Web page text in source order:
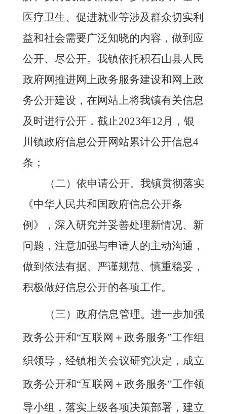
医疗卫生、促进就业等涉及群众切实利
益和社会需要广泛知晓的内容，做到应
公开、尽公开。我镇依托积石山县人民
政府网推进网上政务服务建设和网上政
务公开建设，在网站上将我镇有关信息
及时进行公开，截止2023年12月，银
川镇政府信息公开网站累计公开信息4
条；
（二）依申请公开。我镇贯彻落实
《中华人民共和国政府信息公开条
例》，深入研究并妥善处理新情况、新
问题，注意加强与申请人的主动沟通，
做到依法有据、严谨规范、慎重稳妥，
积极做好信息公开的各项工作。
（三）政府信息管理。进一步加强
政务公开和“互联网＋政务服务”工作组
织领导，经镇相关会议研究决定，成立
政务公开和“互联网＋政务服务”工作领
导小组，落实上级各项决策部署，建立